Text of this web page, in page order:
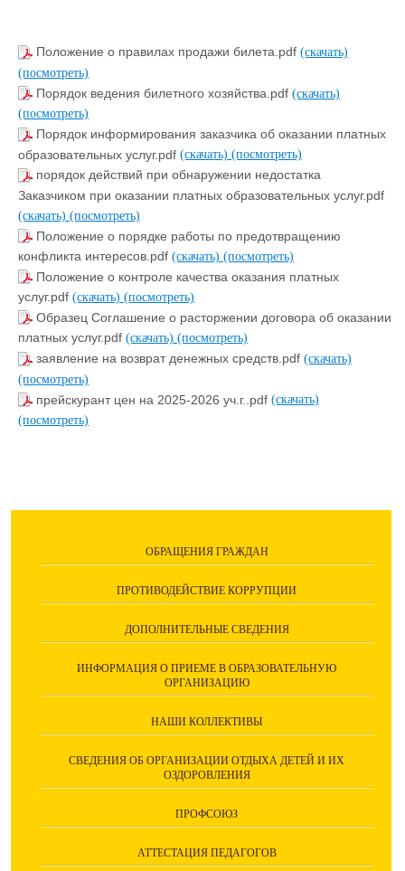
Положение о правилах продажи билета.pdf (скачать)
(посмотреть)
Порядок ведения билетного хозяйства.pdf (скачать)
(посмотреть)
Порядок информирования заказчика об оказании платных
образовательных услуг.pdf (скачать) (посмотреть)
порядок действий при обнаружении недостатка
Заказчиком при оказании платных образовательных услуг.pdf
(скачать) (посмотреть)
Положение о порядке работы по предотвращению
конфликта интересов.pdf (скачать) (посмотреть)
Положение о контроле качества оказания платных
услуг.pdf (скачать) (посмотреть)
Образец Соглашение о расторжении договора об оказании
платных услуг.pdf (скачать) (посмотреть)
заявление на возврат денежных средств.pdf (скачать)
(посмотреть)
прейскурант цен на 2025-2026 уч.г..pdf (скачать)
(посмотреть)
ОБРАЩЕНИЯ ГРАЖДАН
ПРОТИВОДЕЙСТВИЕ КОРРУПЦИИ
ДОПОЛНИТЕЛЬНЫЕ СВЕДЕНИЯ
ИНФОРМАЦИЯ О ПРИЕМЕ В ОБРАЗОВАТЕЛЬНУЮ
ОРГАНИЗАЦИЮ
НАШИ КОЛЛЕКТИВЫ
СВЕДЕНИЯ ОБ ОРГАНИЗАЦИИ ОТДЫХА ДЕТЕЙ И ИХ
ОЗДОРОВЛЕНИЯ
ПРОФСОЮЗ
АТТЕСТАЦИЯ ПЕДАГОГОВ